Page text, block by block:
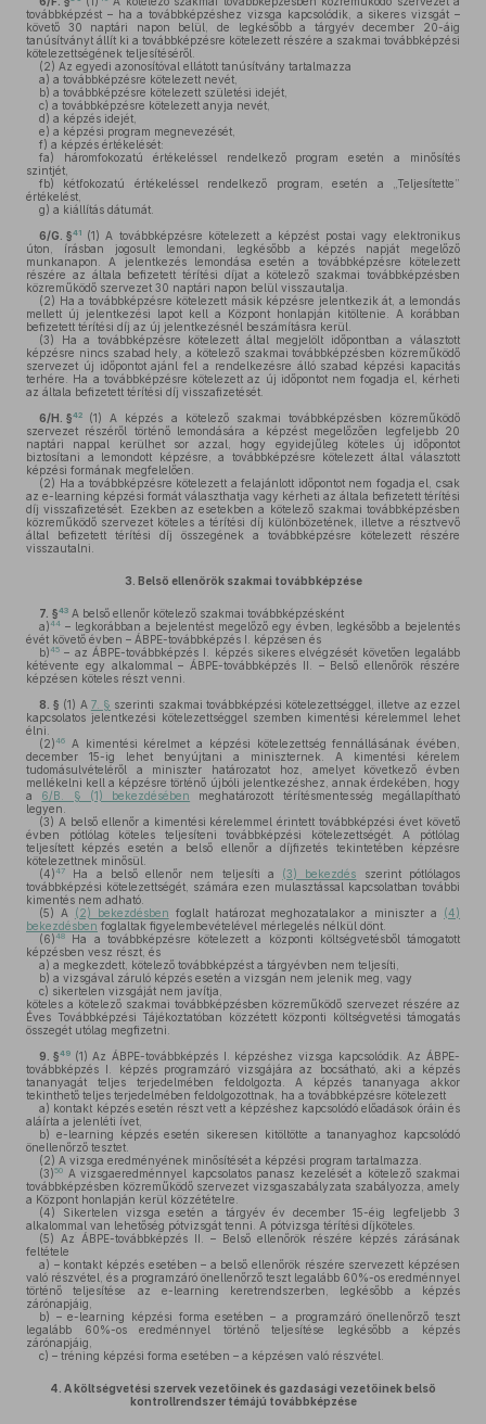
továbbképzést – ha a továbbképzéshez vizsga kapcsolódik, a sikeres vizsgát –
követő 30 naptári napon belül, de legkésőbb a tárgyév december 20-áig
tanúsítványt állít ki a továbbképzésre kötelezett részére a szakmai továbbképzési
kötelezettségének teljesítéséről.
(2) Az egyedi azonosítóval ellátott tanúsítvány tartalmazza
a) a továbbképzésre kötelezett nevét,
b) a továbbképzésre kötelezett születési idejét,
c) a továbbképzésre kötelezett anyja nevét,
d) a képzés idejét,
e) a képzési program megnevezését,
f) a képzés értékelését:
fa) háromfokozatú értékeléssel rendelkező program esetén a minősítés
szintjét,
fb) kétfokozatú értékeléssel rendelkező program, esetén a „Teljesítette”
értékelést,
g) a kiállítás dátumát.
6/G. §41 (1) A továbbképzésre kötelezett a képzést postai vagy elektronikus
úton, írásban jogosult lemondani, legkésőbb a képzés napját megelőző
munkanapon. A jelentkezés lemondása esetén a továbbképzésre kötelezett
részére az általa befizetett térítési díjat a kötelező szakmai továbbképzésben
közreműködő szervezet 30 naptári napon belül visszautalja.
(2) Ha a továbbképzésre kötelezett másik képzésre jelentkezik át, a lemondás
mellett új jelentkezési lapot kell a Központ honlapján kitöltenie. A korábban
befizetett térítési díj az új jelentkezésnél beszámításra kerül.
(3) Ha a továbbképzésre kötelezett által megjelölt időpontban a választott
képzésre nincs szabad hely, a kötelező szakmai továbbképzésben közreműködő
szervezet új időpontot ajánl fel a rendelkezésre álló szabad képzési kapacitás
terhére. Ha a továbbképzésre kötelezett az új időpontot nem fogadja el, kérheti
az általa befizetett térítési díj visszafizetését.
6/H. §42 (1) A képzés a kötelező szakmai továbbképzésben közreműködő
szervezet részéről történő lemondására a képzést megelőzően legfeljebb 20
naptári nappal kerülhet sor azzal, hogy egyidejűleg köteles új időpontot
biztosítani a lemondott képzésre, a továbbképzésre kötelezett által választott
képzési formának megfelelően.
(2) Ha a továbbképzésre kötelezett a felajánlott időpontot nem fogadja el, csak
az e-learning képzési formát választhatja vagy kérheti az általa befizetett térítési
díj visszafizetését. Ezekben az esetekben a kötelező szakmai továbbképzésben
közreműködő szervezet köteles a térítési díj különbözetének, illetve a résztvevő
által befizetett térítési díj összegének a továbbképzésre kötelezett részére
visszautalni.
3. Belső ellenőrök szakmai továbbképzése
7. §43 A belső ellenőr kötelező szakmai továbbképzésként
a)44 – legkorábban a bejelentést megelőző egy évben, legkésőbb a bejelentés
évét követő évben – ÁBPE-továbbképzés I. képzésen és
b)45 – az ÁBPE-továbbképzés I. képzés sikeres elvégzését követően legalább
kétévente egy alkalommal – ÁBPE-továbbképzés II. – Belső ellenőrök részére
képzésen köteles részt venni.
8. § (1) A 7. § szerinti szakmai továbbképzési kötelezettséggel, illetve az ezzel
kapcsolatos jelentkezési kötelezettséggel szemben kimentési kérelemmel lehet
élni.
(2)46
A kimentési kérelmet a képzési kötelezettség fennállásának évében,
december 15-ig lehet benyújtani a miniszternek. A kimentési kérelem
tudomásulvételéről a miniszter határozatot hoz, amelyet következő évben
mellékelni kell a képzésre történő újbóli jelentkezéshez, annak érdekében, hogy
a 6/B. § (1) bekezdésében meghatározott térítésmentesség megállapítható
legyen.
(3) A belső ellenőr a kimentési kérelemmel érintett továbbképzési évet követő
évben pótlólag köteles teljesíteni továbbképzési kötelezettségét. A pótlólag
teljesített képzés esetén a belső ellenőr a díjfizetés tekintetében képzésre
kötelezettnek minősül.
(4)47 Ha a belső ellenőr nem teljesíti a (3) bekezdés szerint pótlólagos
továbbképzési kötelezettségét, számára ezen mulasztással kapcsolatban további
kimentés nem adható.
(5) A (2) bekezdésben foglalt határozat meghozatalakor a miniszter a (4)
bekezdésben foglaltak figyelembevételével mérlegelés nélkül dönt.
(6)48
Ha a továbbképzésre kötelezett a központi költségvetésből támogatott
képzésben vesz részt, és
a) a megkezdett, kötelező továbbképzést a tárgyévben nem teljesíti,
b) a vizsgával záruló képzés esetén a vizsgán nem jelenik meg, vagy
c) sikertelen vizsgáját nem javítja,
köteles a kötelező szakmai továbbképzésben közreműködő szervezet részére az
Éves Továbbképzési Tájékoztatóban közzétett központi költségvetési támogatás
összegét utólag megfizetni.
9. §49 (1) Az ÁBPE-továbbképzés I. képzéshez vizsga kapcsolódik. Az ÁBPE-
továbbképzés I. képzés programzáró vizsgájára az bocsátható, aki a képzés
tananyagát teljes terjedelmében feldolgozta. A képzés tananyaga akkor
tekinthető teljes terjedelmében feldolgozottnak, ha a továbbképzésre kötelezett
a) kontakt képzés esetén részt vett a képzéshez kapcsolódó előadások óráin és
aláírta a jelenléti ívet,
b) e-learning képzés esetén sikeresen kitöltötte a tananyaghoz kapcsolódó
önellenőrző tesztet.
(2) A vizsga eredményének minősítését a képzési program tartalmazza.
(3)50 A vizsgaeredménnyel kapcsolatos panasz kezelését a kötelező szakmai
továbbképzésben közreműködő szervezet vizsgaszabályzata szabályozza, amely
a Központ honlapján kerül közzétételre.
(4) Sikertelen vizsga esetén a tárgyév év december 15-éig legfeljebb 3
alkalommal van lehetőség pótvizsgát tenni. A pótvizsga térítési díjköteles.
(5) Az ÁBPE-továbbképzés II. – Belső ellenőrök részére képzés zárásának
feltétele
a) – kontakt képzés esetében – a belső ellenőrök részére szervezett képzésen
való részvétel, és a programzáró önellenőrző teszt legalább 60%-os eredménnyel
történő teljesítése az e-learning keretrendszerben, legkésőbb a képzés
zárónapjáig,
b) – e-learning képzési forma esetében – a programzáró önellenőrző teszt
legalább 60%-os eredménnyel történő teljesítése legkésőbb a képzés
zárónapjáig,
c) – tréning képzési forma esetében – a képzésen való részvétel.
4. A költségvetési szervek vezetőinek és gazdasági vezetőinek belső
kontrollrendszer témájú továbbképzése